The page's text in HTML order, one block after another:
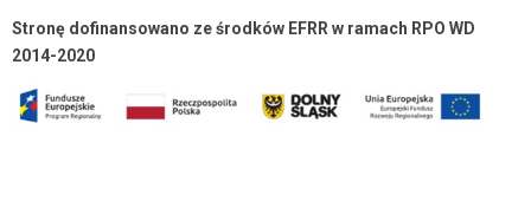
Stronę dofinansowano ze środków EFRR w ramach RPO WD
2014-2020